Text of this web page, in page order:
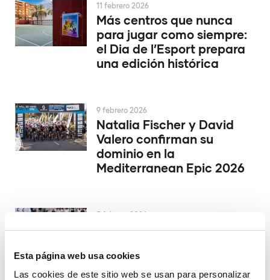
Esta página web usa cookies
Las cookies de este sitio web se usan para personalizar
Más centros que nunca
para jugar como siempre:
el Dia de l’Esport prepara
una edición histórica
11 febrero 2026
Natalia Fischer y David
Valero confirman su
dominio en la
Mediterranean Epic 2026
9 febrero 2026
La Vila busca la final de la
5 febrero 2026